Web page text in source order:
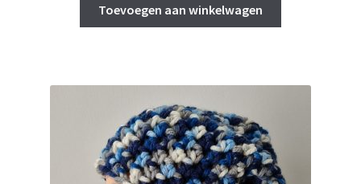
Toevoegen aan winkelwagen